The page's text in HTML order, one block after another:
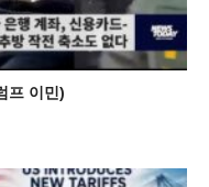
프 이민)